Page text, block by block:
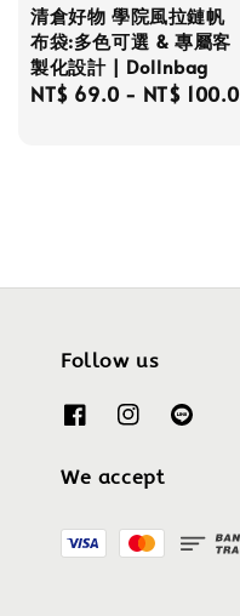
清倉好物 學院風拉鏈帆
布袋:多色可選 & 專屬客
製化設計 | Dollnbag
Regular
NT$ 69.0 - NT$ 100.0
Follow us
We accept